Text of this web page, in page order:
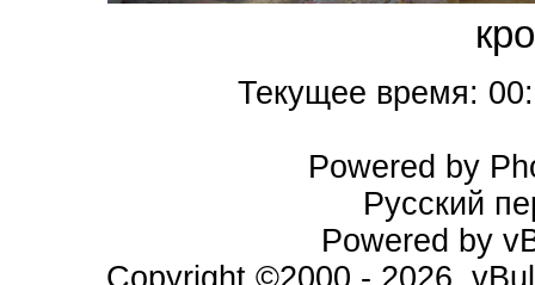
Текущее время:
Powered by
Русский
Powered by
Copyright ©2000 - 2026,